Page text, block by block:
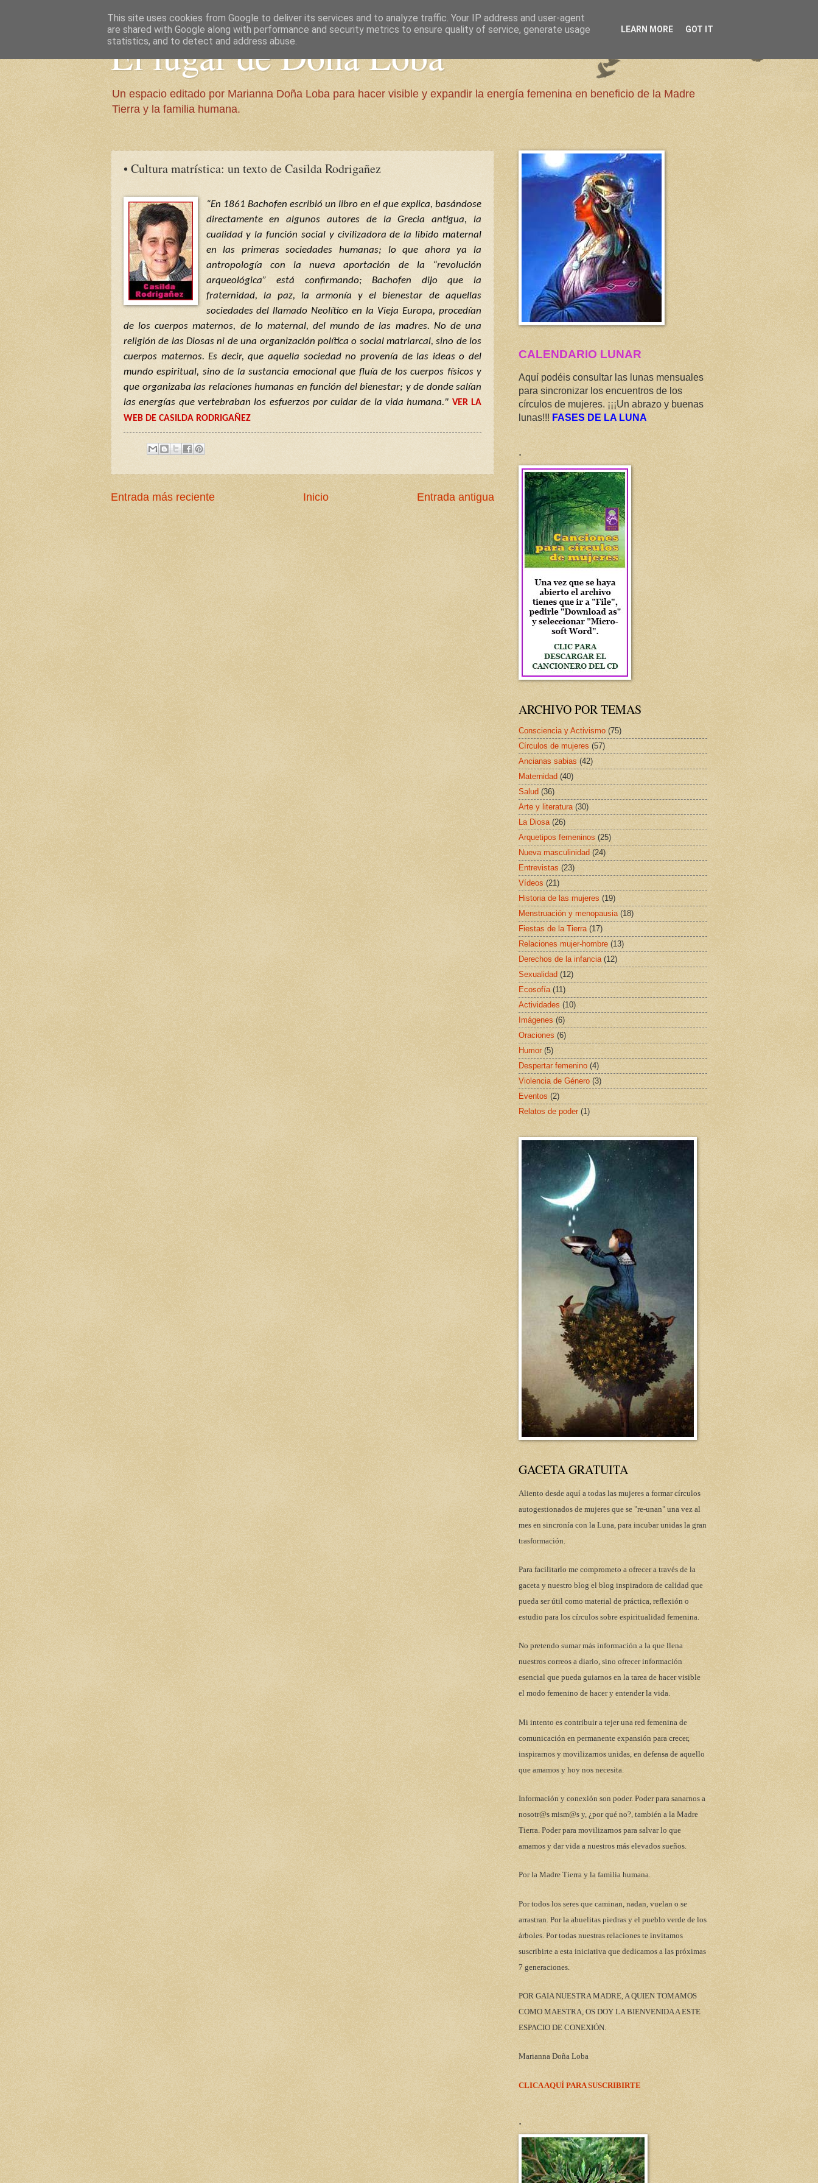
El lugar de Doña Loba
Un espacio editado por Marianna Doña Loba para hacer visible y expandir la energía femenina en beneficio de la Madre
Tierra y la familia humana.
• Cultura matrística: un texto de Casilda Rodrigañez
“En 1861 Bachofen escribió un libro en el que explica, basándose
directamente en algunos autores de la Grecia antigua, la
cualidad y la función social y civilizadora de la libido maternal
en las primeras sociedades humanas; lo que ahora ya la
antropología con la nueva aportación de la “revolución
arqueológica” está confirmando; Bachofen dijo que la
fraternidad, la paz, la armonía y el bienestar de aquellas
sociedades del llamado Neolítico en la Vieja Europa, procedían
de los cuerpos maternos, de lo maternal, del mundo de las madres. No de una
religión de las Diosas ni de una organización política o social matriarcal, sino de los
cuerpos maternos. Es decir, que aquella sociedad no provenía de las ideas o del
mundo espiritual, sino de la sustancia emocional que fluía de los cuerpos físicos y
que organizaba las relaciones humanas en función del bienestar; y de donde salían
las energías que vertebraban los esfuerzos por cuidar de la vida humana." VER LA
WEB DE CASILDA RODRIGAÑEZ
Entrada más reciente Entrada antigua
Inicio
CALENDARIO LUNAR
Aquí podéis consultar las lunas mensuales
para sincronizar los encuentros de los
círculos de mujeres. ¡¡¡Un abrazo y buenas
lunas!!! FASES DE LA LUNA
.
ARCHIVO POR TEMAS
Consciencia y Activismo (75)
Círculos de mujeres (57)
Ancianas sabias (42)
Maternidad (40)
Salud (36)
Arte y literatura (30)
La Diosa (26)
Arquetipos femeninos (25)
Nueva masculinidad (24)
Entrevistas (23)
Vídeos (21)
Historia de las mujeres (19)
Menstruación y menopausia (18)
Fiestas de la Tierra (17)
Relaciones mujer-hombre (13)
Derechos de la infancia (12)
Sexualidad (12)
Ecosofía (11)
Actividades (10)
Imágenes (6)
Oraciones (6)
Humor (5)
Despertar femenino (4)
Violencia de Género (3)
Eventos (2)
Relatos de poder (1)
GACETA GRATUITA
Aliento desde aquí a todas las mujeres a formar círculos
autogestionados de mujeres que se "re-unan" una vez al
mes en sincronía con la Luna, para incubar unidas la gran
trasformación.
Para facilitarlo me comprometo a ofrecer a través de la
gaceta y nuestro blog el blog inspiradora de calidad que
pueda ser útil como material de práctica, reflexión o
estudio para los círculos sobre espiritualidad femenina.
No pretendo sumar más información a la que llena
nuestros correos a diario, sino ofrecer información
esencial que pueda guiarnos en la tarea de hacer visible
el modo femenino de hacer y entender la vida.
Mi intento es contribuir a tejer una red femenina de
comunicación en permanente expansión para crecer,
inspirarnos y movilizarnos unidas, en defensa de aquello
que amamos y hoy nos necesita.
Información y conexión son poder. Poder para sanarnos a
nosotr@s mism@s y, ¿por qué no?, también a la Madre
Tierra. Poder para movilizarnos para salvar lo que
amamos y dar vida a nuestros más elevados sueños.
Por la Madre Tierra y la familia humana.
Por todos los seres que caminan, nadan, vuelan o se
arrastran. Por la abuelitas piedras y el pueblo verde de los
árboles. Por todas nuestras relaciones te invitamos
suscribirte a esta iniciativa que dedicamos a las próximas
7 generaciones.
POR GAIA NUESTRA MADRE, A QUIEN TOMAMOS
COMO MAESTRA, OS DOY LA BIENVENIDA A ESTE
ESPACIO DE CONEXIÓN.
Marianna Doña Loba
CLICA AQUÍ PARA SUSCRIBIRTE
.
This site uses cookies from Google to deliver its services and to analyze traffic. Your IP address and user-agent
are shared with Google along with performance and security metrics to ensure quality of service, generate usage
statistics, and to detect and address abuse.
LEARN MORE GOT IT